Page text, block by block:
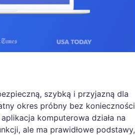
szybką i przyjazną dla
okres próbny bez konieczności
komputerowa działa na
ale ma prawidłowe podstawy,